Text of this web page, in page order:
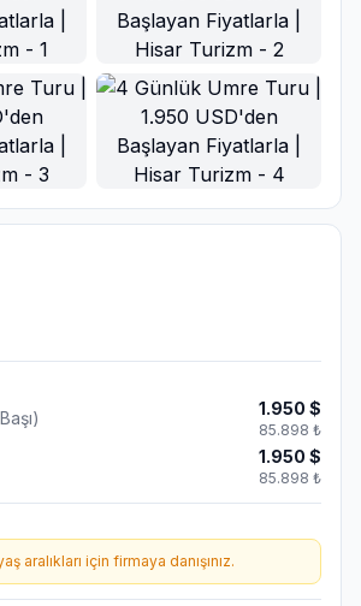
1.950 $
85.898 ₺
1.950 $
85.898 ₺
aralıkları için firmaya danışınız.